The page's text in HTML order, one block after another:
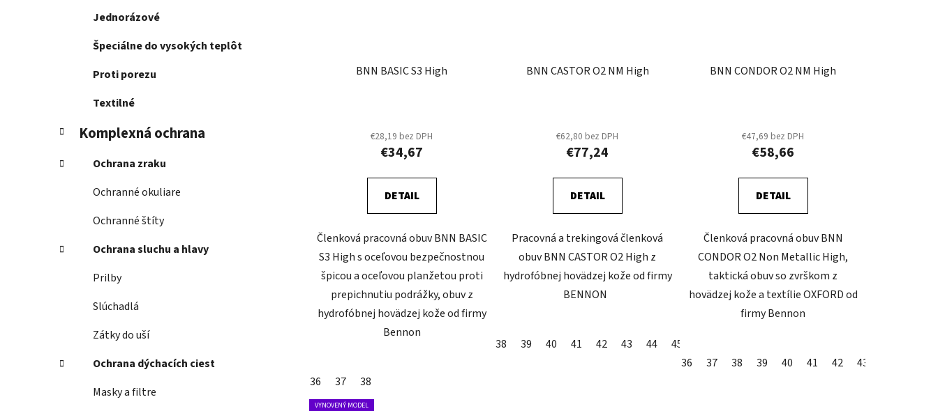
Jednorázové
Špeciálne do vysokých teplôt
Proti porezu
Textilné
Komplexná ochrana
Ochrana zraku
Ochranné okuliare
Ochranné štíty
Ochrana sluchu a hlavy
Prilby
Slúchadlá
Zátky do uší
Ochrana dýchacích ciest
Masky a filtre
BNN BASIC S3 High
€28,19 bez DPH
€34,67
DETAIL
Členková pracovná obuv BNN BASIC
S3 High s oceľovou bezpečnostnou
špicou a oceľovou planžetou proti
prepichnutiu podrážky, obuv z
hydrofóbnej hovädzej kože od firmy
Bennon
36 37 38
BNN CASTOR O2 NM High
€62,80 bez DPH
€77,24
DETAIL
Pracovná a trekingová členková
obuv BNN CASTOR O2 High z
hydrofóbnej hovädzej kože od firmy
BENNON
38 39 40 41 42 43 44 45
BNN CONDOR O2 NM High
€47,69 bez DPH
€58,66
DETAIL
Členková pracovná obuv BNN
CONDOR O2 Non Metallic High,
taktická obuv so zvrškom z
hovädzej kože a textílie OXFORD od
firmy Bennon
36 37 38 39 40 41 42 43
VYNOVENÝ MODEL